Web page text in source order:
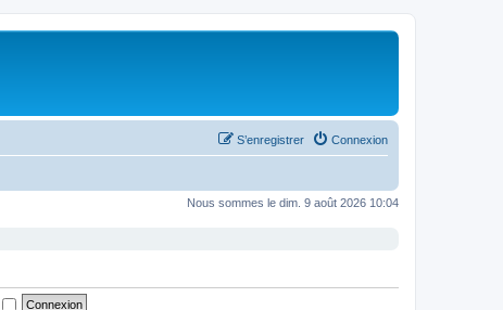
Connexion
S’enregistrer
Nous sommes le dim. 9 août 2026 10:04